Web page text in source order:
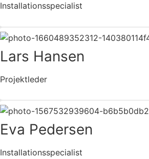
Installationsspecialist
Lars Hansen
Projektleder
Eva Pedersen
Installationsspecialist